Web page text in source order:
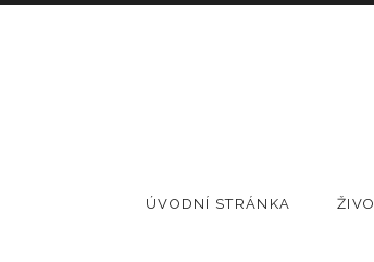
Barbora Tellinger
ÚVODNÍ STRÁNKA